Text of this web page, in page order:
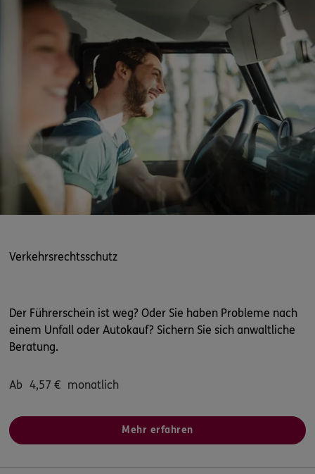
Verkehrsrechtsschutz
Der Führerschein ist weg? Oder Sie haben Probleme nach
einem Unfall oder Autokauf? Sichern Sie sich anwaltliche
Beratung.
Ab 4,57 € monatlich
Mehr erfahren